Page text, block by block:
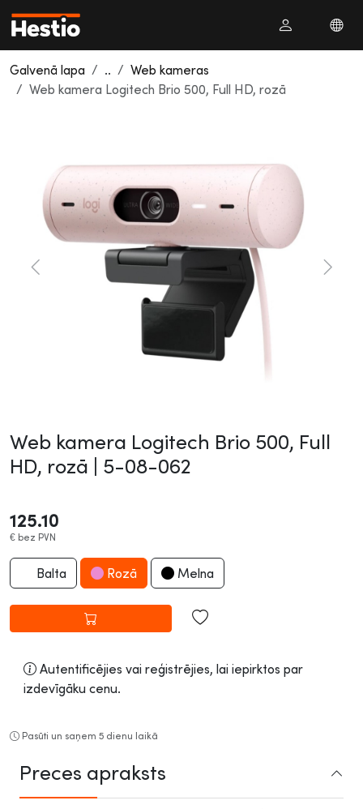
Galvenā lapa ..
Web kameras
Web kamera Logitech Brio 500, Full HD, rozā
Previous Next
Web kamera Logitech Brio 500, Full
HD, rozā | 5-08-062
125.10
€ bez PVN
Balta Rozā Melna
Autentificējies vai reģistrējies, lai iepirktos par
izdevīgāku cenu.
Pasūti un saņem 5 dienu laikā
Preces apraksts